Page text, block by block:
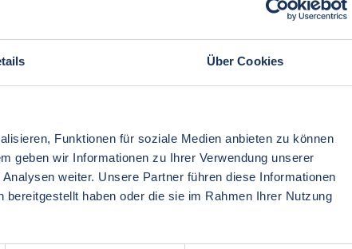
Über Cookies
Funktionen für soziale Medien anbieten zu können
geben wir Informationen zu Ihrer Verwendung unserer
weiter. Unsere Partner führen diese Informationen
haben oder die sie im Rahmen Ihrer Nutzung